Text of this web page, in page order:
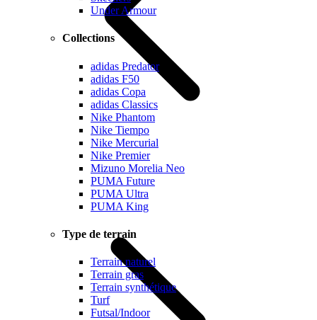
Under Armour
Collections
adidas Predator
adidas F50
adidas Copa
adidas Classics
Nike Phantom
Nike Tiempo
Nike Mercurial
Nike Premier
Mizuno Morelia Neo
PUMA Future
PUMA Ultra
PUMA King
Type de terrain
Terrain naturel
Terrain gras
Terrain synthétique
Turf
Futsal/Indoor